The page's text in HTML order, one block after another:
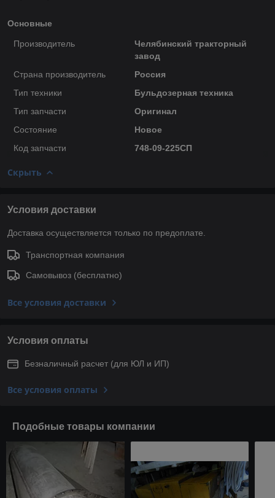
Основные
Производитель
Челябинский тракторный
завод
Страна производитель
Россия
Тип техники
Бульдозерная техника
Тип запчасти
Оригинал
Состояние
Новое
Код запчасти
748-09-225СП
Скрыть
Условия доставки
Доставка осуществляется только по предоплате.
Транспортная компания
Самовывоз (бесплатно)
Все условия доставки
Условия оплаты
Безналичный расчет (для ЮЛ и ИП)
Все условия оплаты
Подобные товары компании